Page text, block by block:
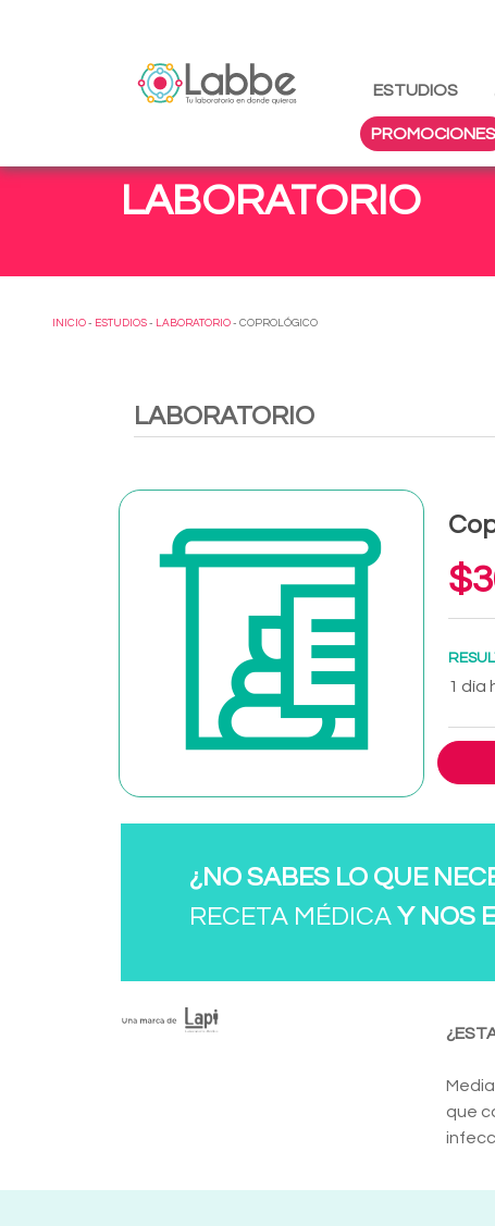
ESTUDIOS
PROMOCIONES
LABORATORIO
INICIO - ESTUDIOS - LABORATORIO - COPROLÓGICO
LABORATORIO
1 día
¿NO SABES LO QUE
RECETA MÉDICA Y NOS
que